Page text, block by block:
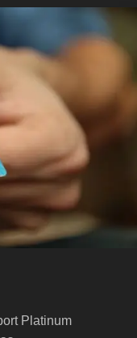
Platinum